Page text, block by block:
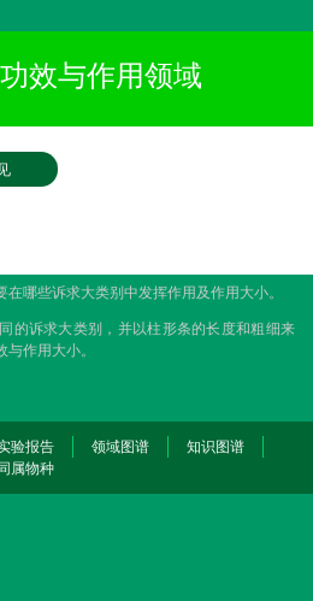
效与作用领域
哪些诉求大类别中发挥作用及作用大小。
的诉求大类别，并以柱形条的长度和粗细来
作用大小。
验报告 领域图谱
知识图谱
属物种